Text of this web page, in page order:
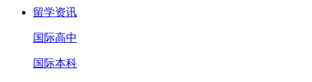
留学资讯
国际高中
国际本科